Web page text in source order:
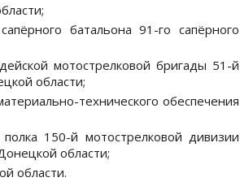
батальона 91-го сапёрного
мотострелковой бригады 51-й
области;
технического обеспечения
150-й мотострелковой дивизии
области;
области.